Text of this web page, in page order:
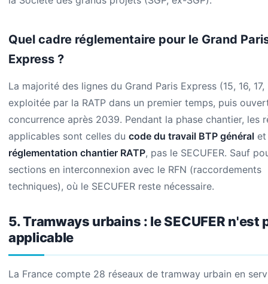
Quel cadre réglementaire pour le Grand
Express ?
La majorité des lignes du Grand Paris Express (15, 16, 17,
exploitée par la RATP dans un premier temps, puis
concurrence après 2039. Pendant la phase chantier, les
applicables sont celles du code du travail BTP général
réglementation chantier RATP, pas le SECUFER. Sauf
sections en interconnexion avec le RFN (raccordements
techniques), où le SECUFER reste nécessaire.
5. Tramways urbains : le SECUFER n'est
applicable
La France compte 28 réseaux de tramway urbain en